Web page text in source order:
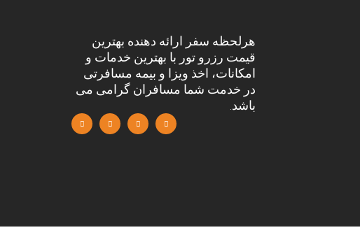
هرلحظه سفر ارائه دهنده بهترین
قیمت رزرو تور با بهترین خدمات و
امکانات، اخذ ویزا و بیمه مسافرتی
در خدمت شما مسافران گرامی می
باشد.